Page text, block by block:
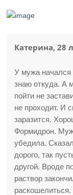
Катерина, 28
У мужа начался
знаю откуда. А
пойти не
не проходит. И
заразится.
Формидрон. Муж
убедила.
дорого, так
другой. Вроде
раствор
раскошелиться.